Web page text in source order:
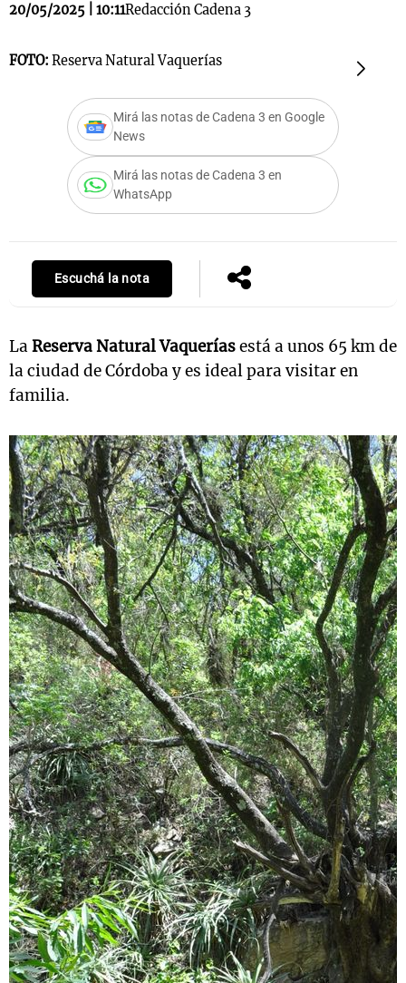
20/05/2025 | 10:11Redacción Cadena 3
FOTO: Reserva Natural Vaquerías
Mirá las notas de Cadena 3 en Google
News
Mirá las notas de Cadena 3 en
WhatsApp
Escuchá la nota
LaReserva Natural Vaqueríasestá a unos 65 km de
la ciudad de Córdoba y es ideal para visitar en
familia.
Notas
Notas